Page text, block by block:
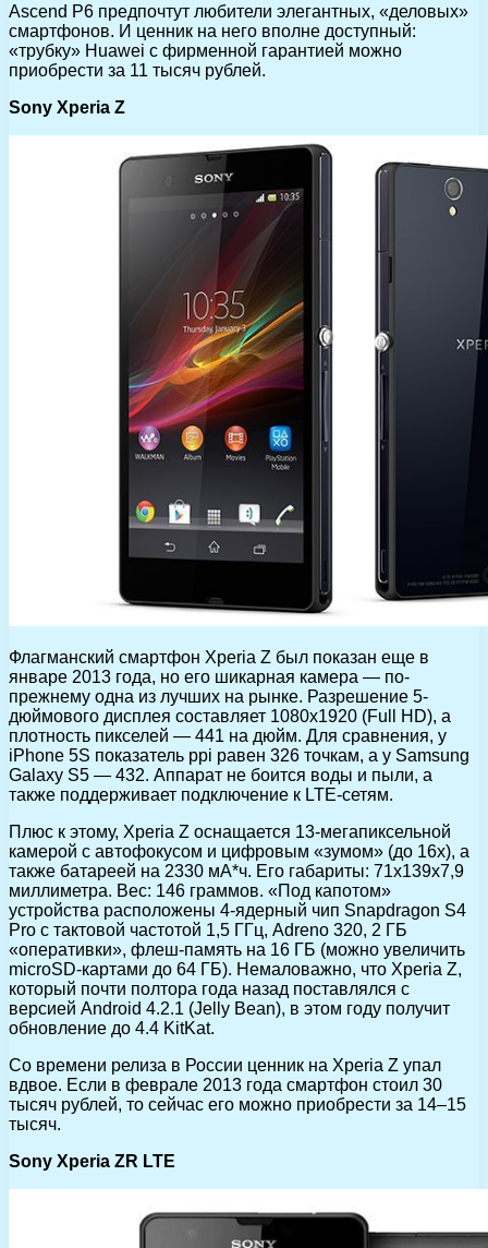
Ascend P6 предпочтут любители элегантных, «деловых»
смартфонов. И ценник на него вполне доступный:
«трубку» Huawei с фирменной гарантией можно
приобрести за 11 тысяч рублей.
Sony Xperia Z
Флагманский смартфон Xperia Z был показан еще в
январе 2013 года, но его шикарная камера — по-
прежнему одна из лучших на рынке. Разрешение 5-
дюймового дисплея составляет 1080х1920 (Full HD), а
плотность пикселей — 441 на дюйм. Для сравнения, у
iPhone 5S показатель ppi равен 326 точкам, а у Samsung
Galaxy S5 — 432. Аппарат не боится воды и пыли, а
также поддерживает подключение к LTE-сетям.
Плюс к этому, Xperia Z оснащается 13-мегапиксельной
камерой с автофокусом и цифровым «зумом» (до 16х), а
также батареей на 2330 мА*ч. Его габариты: 71х139х7,9
миллиметра. Вес: 146 граммов. «Под капотом»
устройства расположены 4-ядерный чип Snapdragon S4
Pro с тактовой частотой 1,5 ГГц, Adreno 320, 2 ГБ
«оперативки», флеш-память на 16 ГБ (можно увеличить
microSD-картами до 64 ГБ). Немаловажно, что Xperia Z,
который почти полтора года назад поставлялся с
версией Android 4.2.1 (Jelly Bean), в этом году получит
обновление до 4.4 KitKat.
Со времени релиза в России ценник на Xperia Z упал
вдвое. Если в феврале 2013 года смартфон стоил 30
тысяч рублей, то сейчас его можно приобрести за 14–15
тысяч.
Sony Xperia ZR LTE